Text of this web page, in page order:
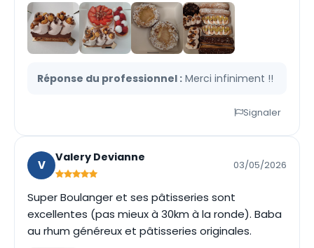
Réponse du professionnel : Merci infiniment !!
Signaler
V
Valery Devianne
03/05/2026
Super Boulanger et ses pâtisseries sont
excellentes (pas mieux à 30km à la ronde). Baba
au rhum généreux et pâtisseries originales.